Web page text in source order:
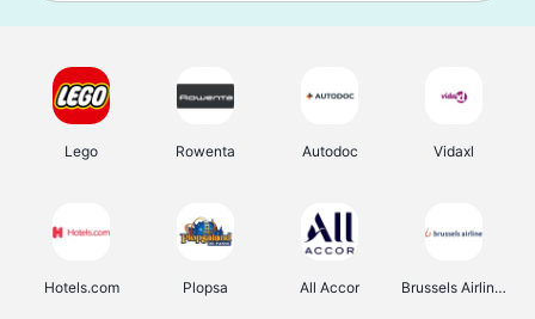
Lego Rowenta Autodoc Vidaxl
Hotels.com Plopsa All Accor Brussels Airlines